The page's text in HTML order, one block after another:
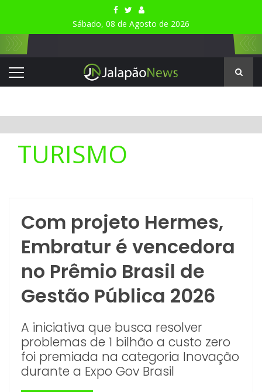
Sábado, 08 de Agosto de 2026
TURISMO
Com projeto Hermes,
Embratur é vencedora
no Prêmio Brasil de
Gestão Pública 2026
A iniciativa que busca resolver
problemas de 1 bilhão a custo zero
foi premiada na categoria Inovação
durante a Expo Gov Brasil